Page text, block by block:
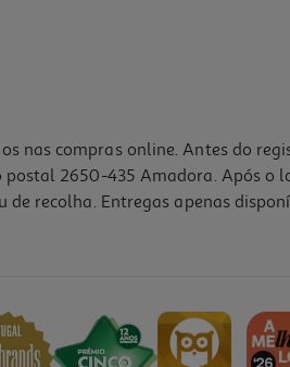
nas compras online. Antes do
2650-435 Amadora. Após
recolha. Entregas apenas